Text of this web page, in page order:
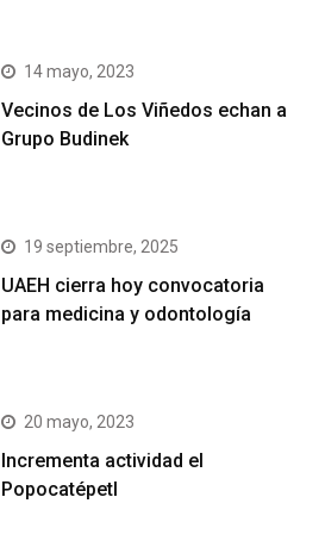
14 mayo, 2023
Vecinos de Los Viñedos echan a
Grupo Budinek
19 septiembre, 2025
UAEH cierra hoy convocatoria
para medicina y odontología
20 mayo, 2023
Incrementa actividad el
Popocatépetl